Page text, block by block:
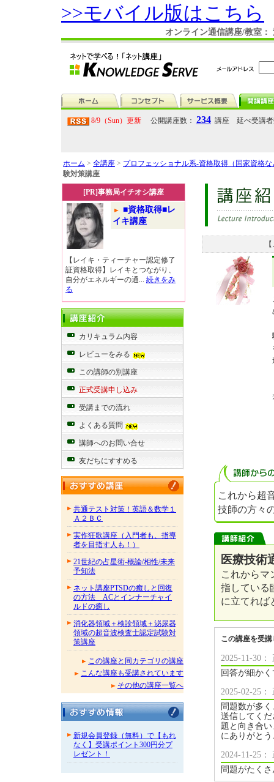
>>モバイル版はこちら
オンライン通信講座/教室
8/9（Sun）更新 公開講座数： 234 講座 延べ受講
ホーム > 全講座 > プロフェッショナル系-資格取得（国家資格
験対策講座
[PR]事務局イチオシ講座
■資格取得■レ
イキ講座
【レイキ・ティーチャー認定修了
証資格取得】レイキとつながり、
自分がエネルギーの通... 続きをみ
る
カリキュラム内容
レビューをみる
この講師の別講座
正式受講申し込み
受講までの流れ
よくある質問
講師へのお問い合せ
友だちにすすめる
共通テスト対策！英語＆数学１
Ａ２ＢＣ
実作狂歌講座（入門者も、指導
者を目指す人も！）
21世紀の占星術-概論/相性/未来
予知法
ネット講座PTSDの癒しと回復
の方法 ACとインナーチャイ
ルドの癒し
消化器領域＋検診領域＋泌尿器
領域の超音波検査士認定試験対
策講座
この講座と同カテゴリの講座
こんな講座も受講されています
その他の講座一覧へ
新規会員登録（無料）で【もれ
なく】受講ポイント300円分プ
レゼント！
これから超
技師の方々
医療技
これからマ
指している
に立てれば
この講座を受
2025-11-30
回答が細か
2025-02-25
問題数が多
送信してく
題と向き合
にありがと
2024-11-25
問題がたく